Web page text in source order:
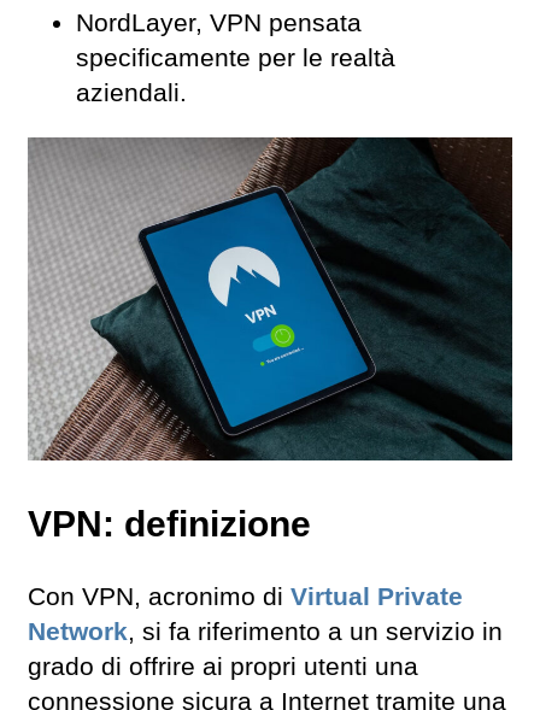
NordLayer, VPN pensata
specificamente per le realtà
aziendali.
VPN: definizione
Con VPN, acronimo di Virtual Private
Network, si fa riferimento a un servizio in
grado di offrire ai propri utenti una
connessione sicura a Internet tramite una